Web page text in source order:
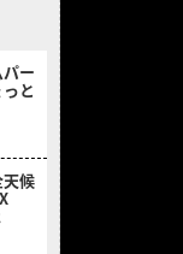
ー
と
候